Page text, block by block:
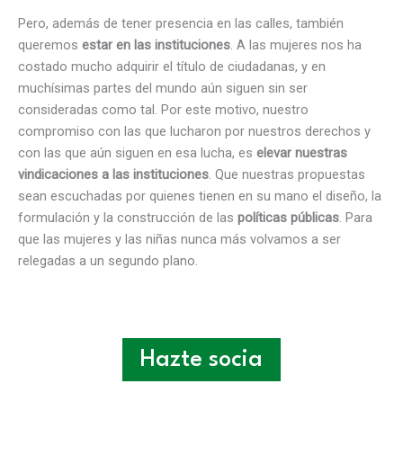
Pero, además de tener presencia en las calles, también
queremos estar en las instituciones. A las mujeres nos ha
costado mucho adquirir el título de ciudadanas, y en
muchísimas partes del mundo aún siguen sin ser
consideradas como tal. Por este motivo, nuestro
compromiso con las que lucharon por nuestros derechos y
con las que aún siguen en esa lucha, es elevar nuestras
vindicaciones a las instituciones. Que nuestras propuestas
sean escuchadas por quienes tienen en su mano el diseño, la
formulación y la construcción de las políticas públicas. Para
que las mujeres y las niñas nunca más volvamos a ser
relegadas a un segundo plano.
Hazte socia